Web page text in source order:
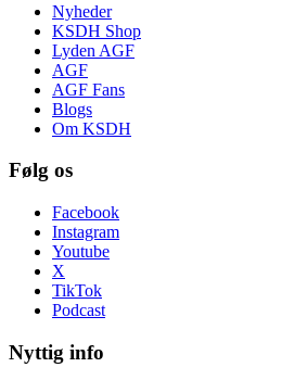
Nyheder
KSDH Shop
Lyden AGF
AGF
AGF Fans
Blogs
Om KSDH
Følg os
Facebook
Instagram
Youtube
X
TikTok
Podcast
Nyttig info